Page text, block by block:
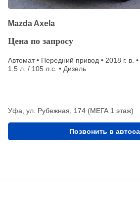
Mazda Axela
Цена по запросу
Автомат • Передний привод • 2018 г. в.
1.5 л. / 105 л.с. • Дизель
Уфа, ул. Рубежная, 174 (МЕГА 1 этаж)
Позвонить в